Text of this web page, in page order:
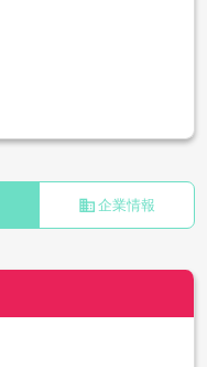
business 企業情報